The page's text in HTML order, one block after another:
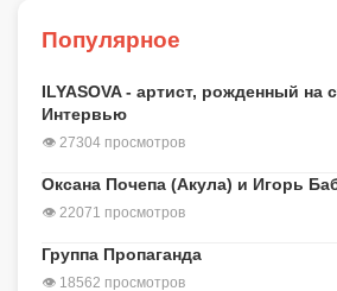
Популярное
ILYASOVA - артист, рожденный на
Интервью
👁 27304 просмотров
Оксана Почепа (Акула) и Игорь
👁 22071 просмотров
Группа Пропаганда
👁 18562 просмотров